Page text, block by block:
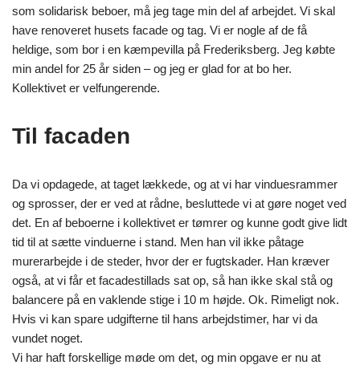
som solidarisk beboer, må jeg tage min del af arbejdet. Vi skal
have renoveret husets facade og tag. Vi er nogle af de få
heldige, som bor i en kæmpevilla på Frederiksberg. Jeg købte
min andel for 25 år siden – og jeg er glad for at bo her.
Kollektivet er velfungerende.
Til facaden
Da vi opdagede, at taget lækkede, og at vi har vinduesrammer
og sprosser, der er ved at rådne, besluttede vi at gøre noget ved
det. En af beboerne i kollektivet er tømrer og kunne godt give lidt
tid til at sætte vinduerne i stand. Men han vil ikke påtage
murerarbejde i de steder, hvor der er fugtskader. Han kræver
også, at vi får et facadestillads sat op, så han ikke skal stå og
balancere på en vaklende stige i 10 m højde. Ok. Rimeligt nok.
Hvis vi kan spare udgifterne til hans arbejdstimer, har vi da
vundet noget.
Vi har haft forskellige møde om det, og min opgave er nu at